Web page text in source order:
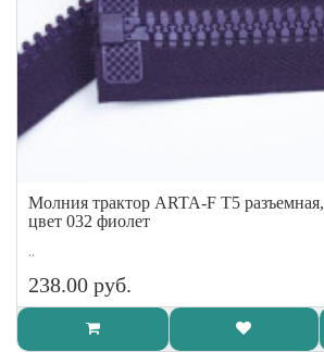
Молния трактор ARTA-F Т5
цвет 032 фиолет
..
238.00 руб.